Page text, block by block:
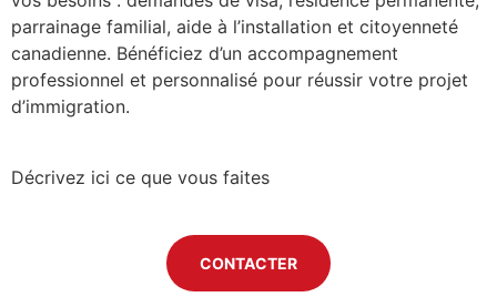
parrainage familial, aide à l’installation et citoyenneté
canadienne. Bénéficiez d’un accompagnement
professionnel et personnalisé pour réussir votre projet
d’immigration.
Décrivez ici ce que vous faites
CONTACTER